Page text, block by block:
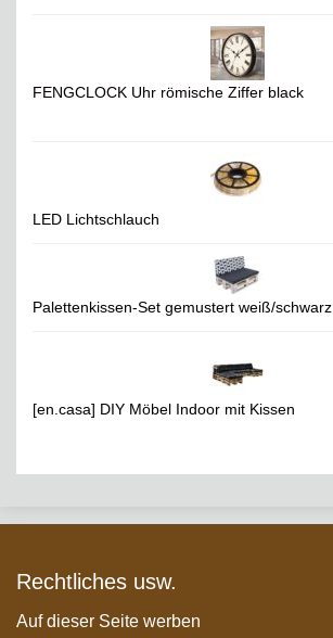
FENGCLOCK Uhr römische Ziffer black
LED Lichtschlauch
Palettenkissen-Set gemustert weiß/schwarz
[en.casa] DIY Möbel Indoor mit Kissen
Rechtliches usw.
Auf dieser Seite werben